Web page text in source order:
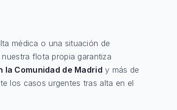
médica o una situación de
flota propia garantiza
la Comunidad de Madrid y más de
los casos urgentes tras alta en el